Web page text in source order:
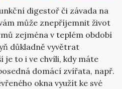
digestoř či závada na
může znepříjemnit život
zejména v teplém období
důkladně vyvětrat
je to i ve chvíli, kdy máte
domácí zvířata, např.
okna využít ke své